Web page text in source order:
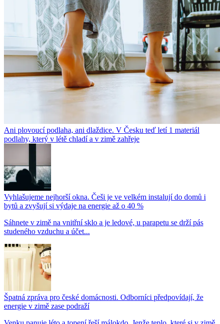
Ani plovoucí podlaha, ani dlaždice. V Česku teď letí 1 materiál
podlahy, který v létě chladí a v zimě zahřeje
Vyhlašujeme nejhorší okna. Češi je ve velkém instalují do domů i
bytů a zvyšují si výdaje na energie až o 40 %
Sáhnete v zimě na vnitřní sklo a je ledové, u parapetu se drží pás
studeného vzduchu a účet...
Špatná zpráva pro české domácnosti. Odborníci předpovídají, že
energie v zimě zase podraží